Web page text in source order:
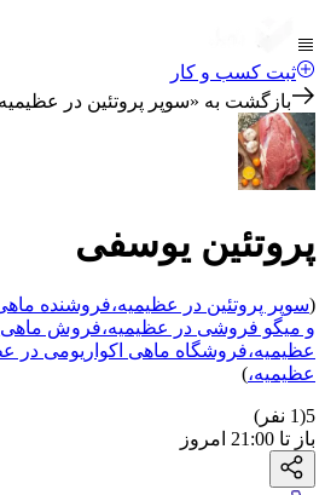
ثبت کسب و کار
بازگشت به «سوپر پروتئین در عظیمیه
پروتئین یوسفی
(سوپر پروتئین در عظیمیه،فروشنده
و میگو فروشی در عظیمیه،فروش ماهی
عظیمیه،فروشگاه ماهی اکواریومی در
عظیمیه،)
5
(
1 نفر)
باز تا 21:00 امروز